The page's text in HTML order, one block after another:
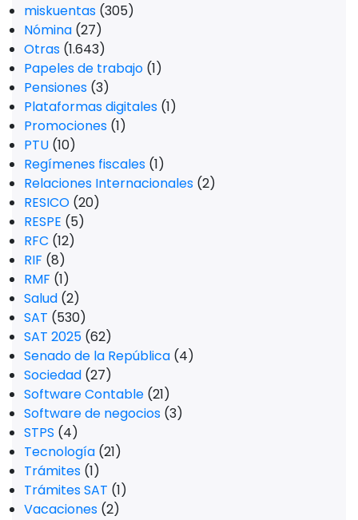
miskuentas (305)
Nómina (27)
Otras (1.643)
Papeles de trabajo (1)
Pensiones (3)
Plataformas digitales (1)
Promociones (1)
PTU (10)
Regímenes fiscales (1)
Relaciones Internacionales (2)
RESICO (20)
RESPE (5)
RFC (12)
RIF (8)
RMF (1)
Salud (2)
SAT (530)
SAT 2025 (62)
Senado de la República (4)
Sociedad (27)
Software Contable (21)
Software de negocios (3)
STPS (4)
Tecnología (21)
Trámites (1)
Trámites SAT (1)
Vacaciones (2)